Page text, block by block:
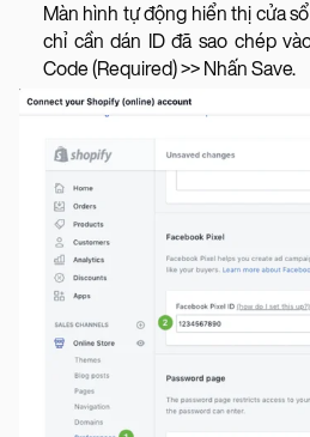
Màn hình tự động hiển thị cửa
chỉ cần dán ID đã sao chép
Code (Required) >> Nhấn Save.